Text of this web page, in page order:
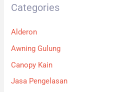
Categories
Alderon
Awning Gulung
Canopy Kain
Jasa Pengelasan